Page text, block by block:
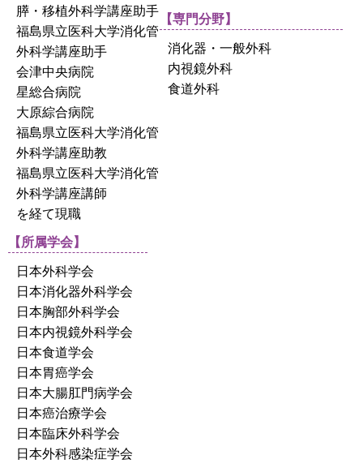
膵・移植外科学講座助手
福島県立医科大学消化管
外科学講座助手
会津中央病院
星総合病院
大原綜合病院
福島県立医科大学消化管
外科学講座助教
福島県立医科大学消化管
外科学講座講師
を経て現職
【所属学会】
日本外科学会
日本消化器外科学会
日本胸部外科学会
日本内視鏡外科学会
日本食道学会
日本胃癌学会
日本大腸肛門病学会
日本癌治療学会
日本臨床外科学会
日本外科感染症学会
【専門分野】
消化器・一般外科
内視鏡外科
食道外科